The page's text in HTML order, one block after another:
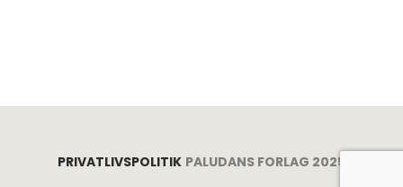
PRIVATLIVSPOLITIK PALUDANS FORLAG 2025